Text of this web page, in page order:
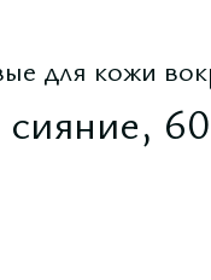
для кожи